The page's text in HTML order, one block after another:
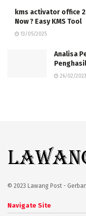
kms activator office
Now ? Easy KMS Tool
13/05/2025
Analisa
26/02/2023
© 2023 Lawang Post -
Navigate Site